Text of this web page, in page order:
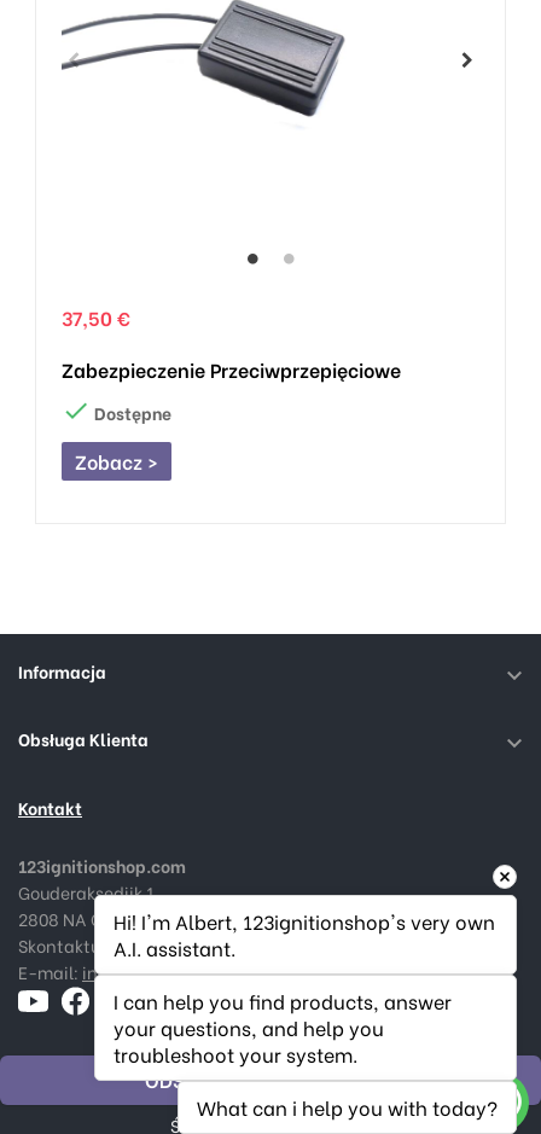
37,50 €
Zabezpieczenie Przeciwprzepięciowe
 Dostępne
Zobacz >
Informacja 
Obsługa Klienta 
Kontakt
123ignitionshop.com
Gouderaksedijk 1
2808 NA Gouda, Nederland
Skontaktuj się z nami:+31182 787974
E-mail: info@123ignitionshop.com
ODSTĄPIĆ OD ZAMÓWIENIA
Śledź status odstąpienia
Hi! I'm Albert, 123ignitionshop's very own
A.I. assistant.
I can help you find products, answer
your questions, and help you
troubleshoot your system.
What can i help you with today?